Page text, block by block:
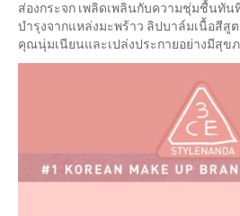
ส่องกระจก เพลิดเพลินกับความชุ่มชื้นทั
บำรุงจากแหล่งมะพร้าว ลิปบาล์มเนื้อสีสู
คุณนุ่มเนียนและเปล่งประกายอย่างมีสุข